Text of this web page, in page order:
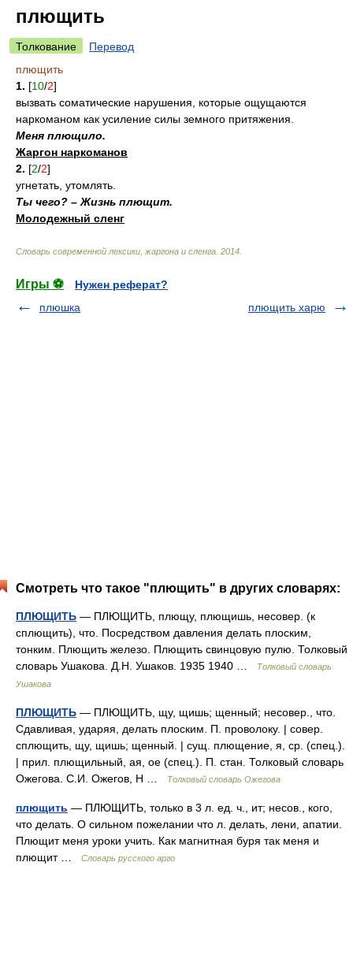
плющить
Толкование
Перевод
плющить
1. [10/2]
вызвать соматические нарушения, которые ощущаются
наркоманом как усиление силы земного притяжения.
Меня плющило.
Жаргон наркоманов
2. [2/2]
угнетать, утомлять.
Ты чего? – Жизнь плющит.
Молодежный сленг
Cловарь современной лексики, жаргона и сленга 2014
Игры ⚽
Нужен реферат?
плюшка
плющить харю
Смотреть что такое "плющить" в других словарях:
ПЛЮЩИТЬ — ПЛЮЩИТЬ, плющу, плющишь, несовер. (к
сплющить), что. Посредством давления делать плоским,
тонким. Плющить железо. Плющить свинцовую пулю. Толковый
словарь Ушакова. Д.Н. Ушаков. 1935 1940 …
Толковый словарь
Ушакова
ПЛЮЩИТЬ — ПЛЮЩИТЬ, щу, щишь; щенный; несовер., что.
Сдавливая, ударяя, делать плоским. П. проволоку. | совер.
сплющить, щу, щишь; щенный. | сущ. плющение, я, ср. (спец.).
| прил. плющильный, ая, ое (спец.). П. стан. Толковый словарь
Ожегова. С.И. Ожегов, Н …
Толковый словарь Ожегова
плющить — ПЛЮЩИТЬ, только в 3 л. ед. ч., ит; несов., кого,
что делать. О сильном пожелании что л. делать, лени, апатии.
Плющит меня уроки учить. Как магнитная буря так меня и
плющит …
Словарь русского арго